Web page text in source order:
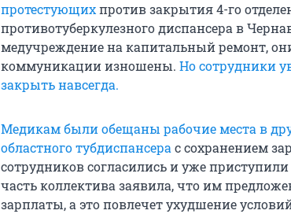
протестующихпротив закрытия 4-го
противотуберкулезного диспансера в
медучреждение на капитальный ремонт,
коммуникации изношены. Но сотрудники
закрыть навсегда.
Медикам были обещаны рабочие места в
областного тубдиспансера с сохранением
сотрудников согласились и уже
часть коллектива заявила, что им
зарплаты, а это повлечет ухудшение